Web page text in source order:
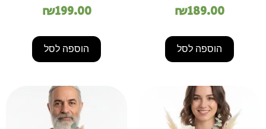
₪189.00
הוספה לסל
₪199.00
הוספה לסל